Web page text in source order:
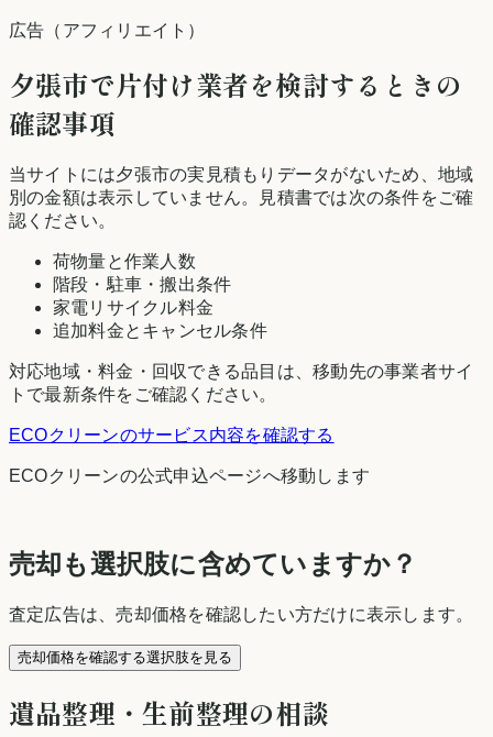
広告（アフィリエイト）
夕張市で片付け業者を検討するときの
確認事項
当サイトには夕張市の実見積もりデータがないため、地域
別の金額は表示していません。見積書では次の条件をご確
認ください。
荷物量と作業人数
階段・駐車・搬出条件
家電リサイクル料金
追加料金とキャンセル条件
対応地域・料金・回収できる品目は、移動先の事業者サイ
トで最新条件をご確認ください。
ECOクリーンのサービス内容を確認する
ECOクリーンの公式申込ページへ移動します
売却も選択肢に含めていますか？
査定広告は、売却価格を確認したい方だけに表示します。
売却価格を確認する選択肢を見る
遺品整理・生前整理の相談